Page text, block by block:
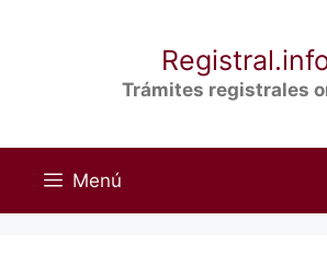
Trámites registrales
Menú